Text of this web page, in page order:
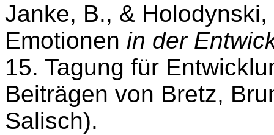
Janke, B., &
Emotionen in der
15. Tagung für
Beiträgen von Bretz,
Salisch).